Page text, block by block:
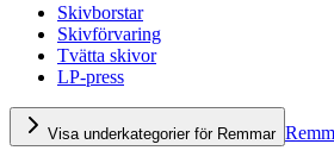
Skivborstar
Skivförvaring
Tvätta skivor
LP-press
Visa underkategorier för Remmar